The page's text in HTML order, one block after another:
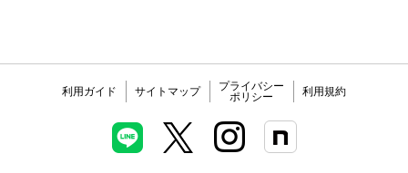
利用ガイド サイトマップ プライバシー
ポリシー 利用規約